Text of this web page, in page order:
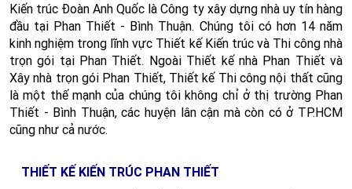
Kiến trúc Đoàn Anh Quốc là Công ty xây dựng nhà uy tín hàng
đầu tại Phan Thiết - Bình Thuận. Chúng tôi có hơn 14 năm
kinh nghiệm trong lĩnh vực Thiết kế Kiến trúcvà Thi công nhà
trọn gói tại Phan Thiết. Ngoài Thiết kế nhà Phan Thiết và
Xây nhà trọn gói Phan Thiết, Thiết kế Thi công nội thất cũng
là một thế mạnh của chúng tôi không chỉ ở thị trường Phan
Thiết - Bình Thuận, các huyện lân cận mà còn có ở TP.HCM
cũng như cả nước.
THIẾT KẾ KIẾN TRÚC PHAN THIẾT